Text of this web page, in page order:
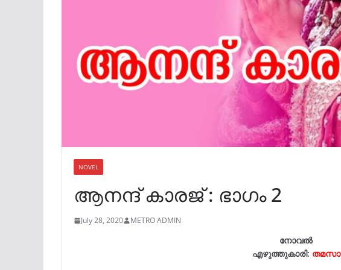
NOVEL
ആനന്ദ് കാരജ് : ഭാഗം 2
July 28, 2020 METRO ADMIN
നോവൽ
എഴുത്തുകാരി: തമസാ